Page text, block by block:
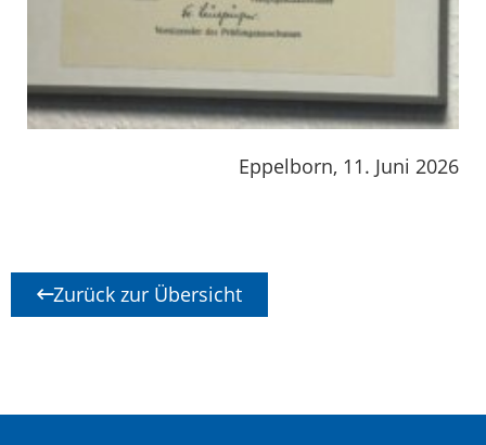
Eppelborn, 11. Juni 2026
Zurück zur Übersicht